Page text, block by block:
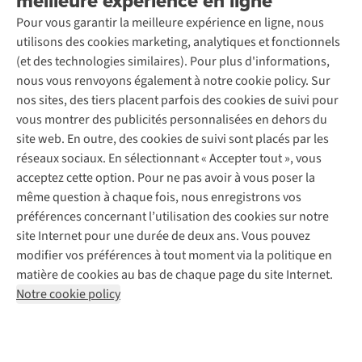
Pour vous garantir la meilleure expérience en ligne, nous
utilisons des cookies marketing, analytiques et fonctionnels
(et des technologies similaires). Pour plus d'informations,
nous vous renvoyons également à notre cookie policy. Sur
nos sites, des tiers placent parfois des cookies de suivi pour
vous montrer des publicités personnalisées en dehors du
site web. En outre, des cookies de suivi sont placés par les
réseaux sociaux. En sélectionnant « Accepter tout », vous
acceptez cette option. Pour ne pas avoir à vous poser la
même question à chaque fois, nous enregistrons vos
préférences concernant l’utilisation des cookies sur notre
site Internet pour une durée de deux ans. Vous pouvez
modifier vos préférences à tout moment via la politique en
matière de cookies au bas de chaque page du site Internet.
Notre cookie policy
Garantie
Contactez-nous
À propos d’A.S.Adventure
Déclaration d'accessibilité
Entretien de ski
Service de lavage
Entretien de chaussures
Réparation de chaussures
Réparation de vêtements
Retouches
Pour les entreprises
A.S.Magazine
Explore Camp
Gear Check
Expertise & conseils
Abonnez-vous à la newsletter
Suivez-nous
Mentions légales
Politique de confidentialité
Conditions générales
Cookie Policy
AS Adventure Luxemburg SA,